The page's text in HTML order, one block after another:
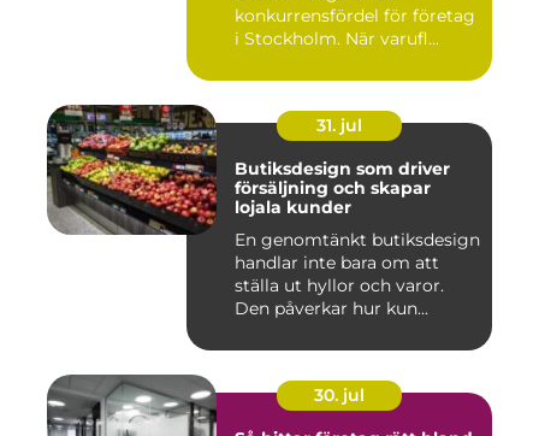
konkurrensfördel för företag
i Stockholm. När varufl...
31. jul
Butiksdesign som driver
försäljning och skapar
lojala kunder
En genomtänkt butiksdesign
handlar inte bara om att
ställa ut hyllor och varor.
Den påverkar hur kun...
30. jul